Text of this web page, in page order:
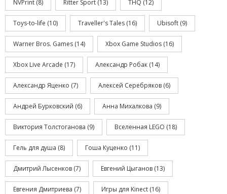
NVPrint (8) Ritter Sport (13) THQ (12)
Toys-to-life (10) Traveller's Tales (16) Ubisoft (9)
Warner Bros. Games (14) Xbox Game Studios (16)
Xbox Live Arcade (17) Александр Робак (14)
Александр Яценко (7) Алексей Серебряков (6)
Андрей Бурковский (6) Анна Михалкова (9)
Виктория Толстоганова (9) Вселенная LEGO (18)
Гель для душа (8) Гоша Куценко (11)
Дмитрий Лысенков (7) Евгений Цыганов (13)
Евгения Дмитриева (7) Игры для Kinect (16)